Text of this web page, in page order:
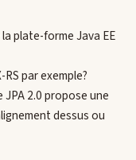
plate-forme Java EE
par exemple?
2.0 propose une
dessus ou